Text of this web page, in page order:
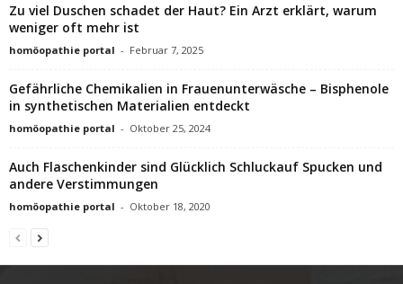
Zu viel Duschen schadet der Haut? Ein Arzt erklärt, warum
weniger oft mehr ist
homöopathie portal - Februar 7, 2025
Gefährliche Chemikalien in Frauenunterwäsche – Bisphenole
in synthetischen Materialien entdeckt
homöopathie portal - Oktober 25, 2024
Auch Flaschenkinder sind Glücklich Schluckauf Spucken und
andere Verstimmungen
homöopathie portal - Oktober 18, 2020